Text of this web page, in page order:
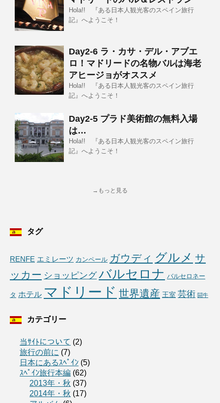
Hola!! 『ある日本人観光客のスペイン旅行
記』へようこそ！
Day2-6 ラ・カサ・デル・アブエ
ロ！マドリードの名物バルは海老
アヒージョがオススメ
Hola!! 『ある日本人観光客のスペイン旅行
記』へようこそ！
Day2-5 プラド美術館の無料入場
は…
Hola!! 『ある日本人観光客のスペイン旅行
記』へようこそ！
→もっと見る
タグ
RENFE エミレーツ カンペール ガウディ グルメ サ
ッカー ショッピング バルセロナ バルセロネー
タ ホテル マドリード 世界遺産 王室 芸術 闘牛
カテゴリー
当ｻｲﾄについて (2)
旅行の前に (7)
日本にあるｽﾍﾟｲﾝ (5)
ｽﾍﾟｲﾝ旅行本編 (62)
2013年・秋 (37)
2014年・秋 (17)